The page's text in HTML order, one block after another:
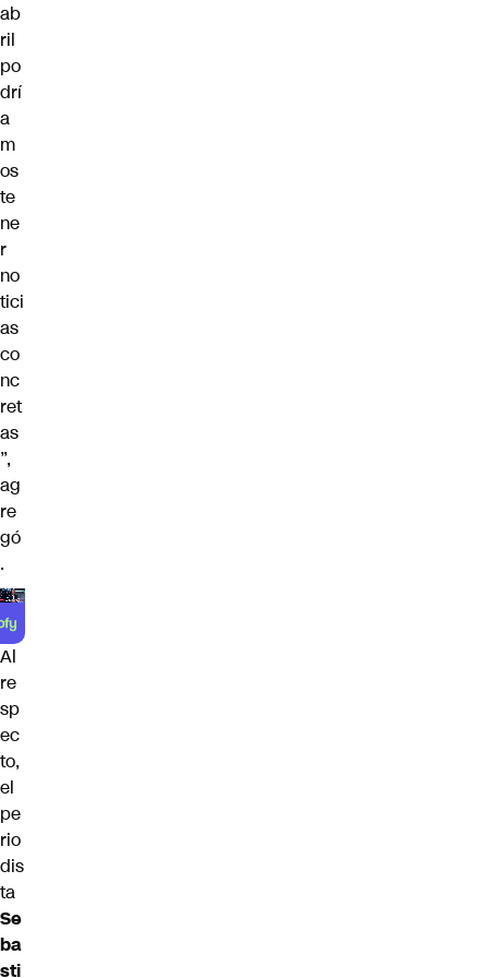
ab
ril
po
drí
a
m
os
te
ne
r
no
tici
as
co
nc
ret
as
”,
ag
re
gó
.
Al
re
sp
ec
to,
el
pe
rio
dis
ta
Se
ba
sti